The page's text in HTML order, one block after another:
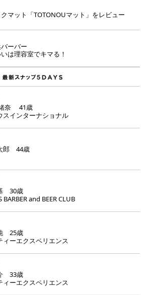
マット「TOTONOUマット」をレビュー
ーバー
は理容室でキマる！
奈 41歳
スインターナショナル
郎 44歳
30歳
BARBER and BEER CLUB
25歳
ィーエクスペリエンス
33歳
ィーエクスペリエンス